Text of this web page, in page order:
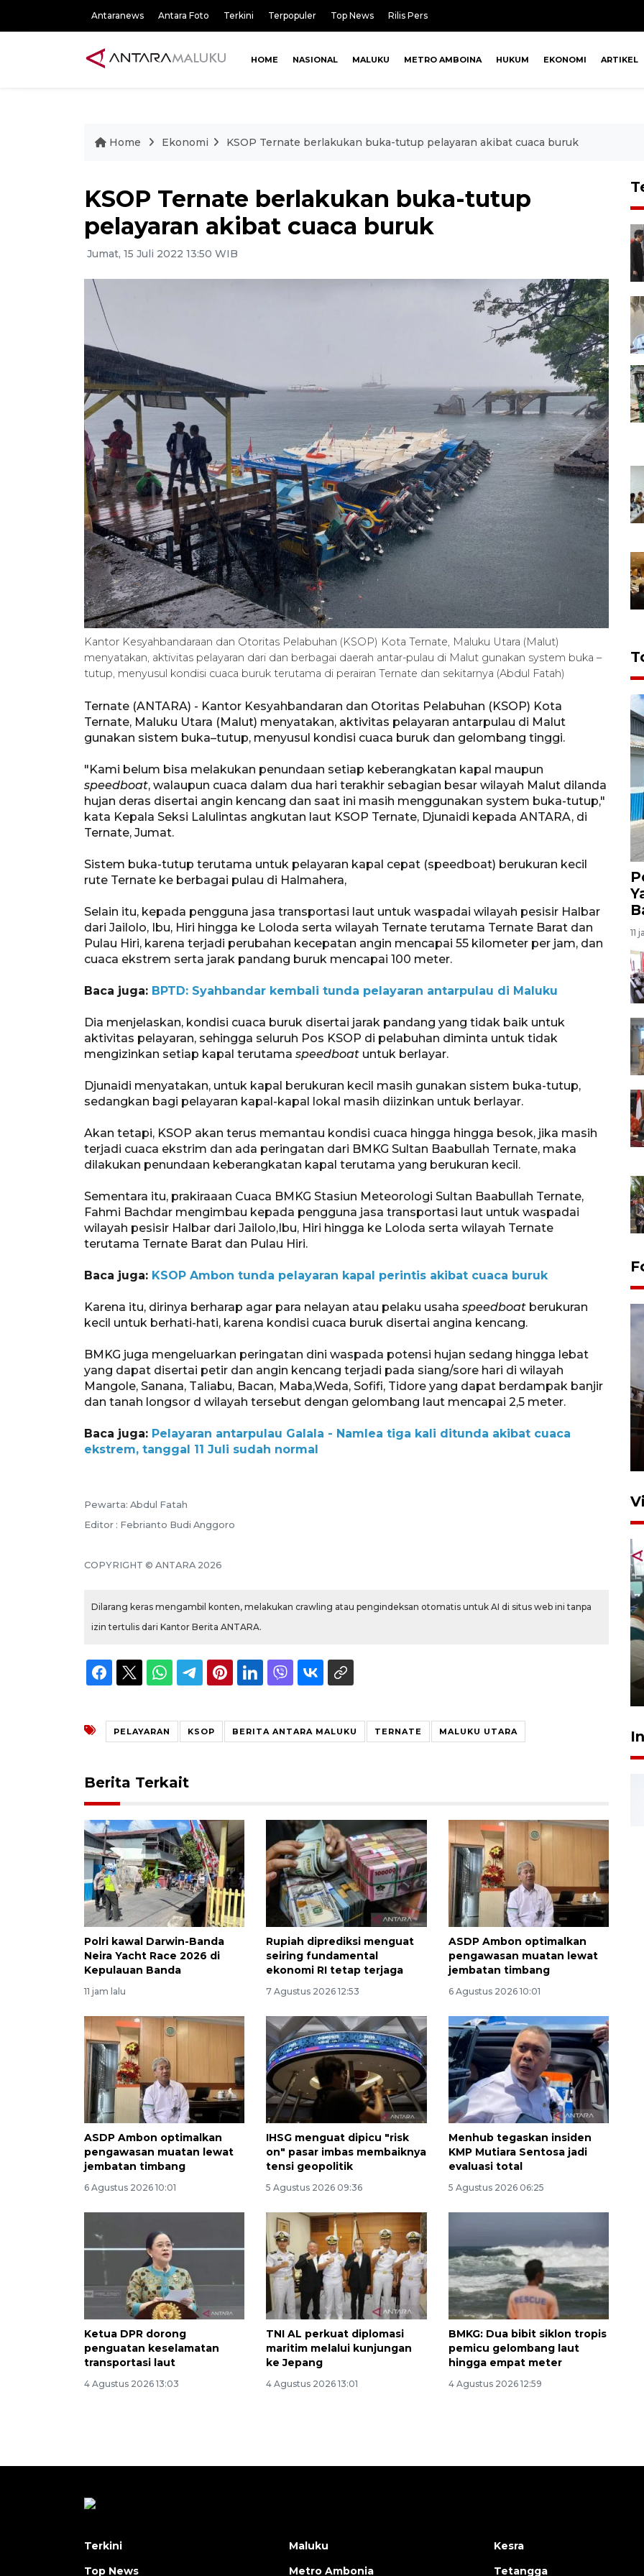
Antaranews Antara Foto Terkini Terpopuler Top News Rilis Pers
HOME NASIONAL MALUKU METRO AMBOINA HUKUM EKONOMI ARTIKEL
Home Ekonomi KSOP Ternate berlakukan buka-tutup pelayaran akibat cuaca buruk
KSOP Ternate berlakukan buka-tutup
pelayaran akibat cuaca buruk
Jumat, 15 Juli 2022 13:50 WIB
Kantor Kesyahbandaraan dan Otoritas Pelabuhan (KSOP) Kota Ternate, Maluku Utara (Malut)
menyatakan, aktivitas pelayaran dari dan berbagai daerah antar-pulau di Malut gunakan system buka –
tutup, menyusul kondisi cuaca buruk terutama di perairan Ternate dan sekitarnya (Abdul Fatah)
Ternate (ANTARA) - Kantor Kesyahbandaran dan Otoritas Pelabuhan (KSOP) Kota
Ternate, Maluku Utara (Malut) menyatakan, aktivitas pelayaran antarpulau di Malut
gunakan sistem buka–tutup, menyusul kondisi cuaca buruk dan gelombang tinggi.
"Kami belum bisa melakukan penundaan setiap keberangkatan kapal maupun
speedboat, walaupun cuaca dalam dua hari terakhir sebagian besar wilayah Malut dilanda
hujan deras disertai angin kencang dan saat ini masih menggunakan system buka-tutup,"
kata Kepala Seksi Lalulintas angkutan laut KSOP Ternate, Djunaidi kepada ANTARA, di
Ternate, Jumat.
Sistem buka-tutup terutama untuk pelayaran kapal cepat (speedboat) berukuran kecil
rute Ternate ke berbagai pulau di Halmahera,
Selain itu, kepada pengguna jasa transportasi laut untuk waspadai wilayah pesisir Halbar
dari Jailolo, Ibu, Hiri hingga ke Loloda serta wilayah Ternate terutama Ternate Barat dan
Pulau Hiri, karena terjadi perubahan kecepatan angin mencapai 55 kilometer per jam, dan
cuaca ekstrem serta jarak pandang buruk mencapai 100 meter.
Baca juga: BPTD: Syahbandar kembali tunda pelayaran antarpulau di Maluku
Dia menjelaskan, kondisi cuaca buruk disertai jarak pandang yang tidak baik untuk
aktivitas pelayaran, sehingga seluruh Pos KSOP di pelabuhan diminta untuk tidak
mengizinkan setiap kapal terutama speedboat untuk berlayar.
Djunaidi menyatakan, untuk kapal berukuran kecil masih gunakan sistem buka-tutup,
sedangkan bagi pelayaran kapal-kapal lokal masih diizinkan untuk berlayar.
Akan tetapi, KSOP akan terus memantau kondisi cuaca hingga hingga besok, jika masih
terjadi cuaca ekstrim dan ada peringatan dari BMKG Sultan Baabullah Ternate, maka
dilakukan penundaan keberangkatan kapal terutama yang berukuran kecil.
Sementara itu, prakiraaan Cuaca BMKG Stasiun Meteorologi Sultan Baabullah Ternate,
Fahmi Bachdar mengimbau kepada pengguna jasa transportasi laut untuk waspadai
wilayah pesisir Halbar dari Jailolo,Ibu, Hiri hingga ke Loloda serta wilayah Ternate
terutama Ternate Barat dan Pulau Hiri.
Baca juga: KSOP Ambon tunda pelayaran kapal perintis akibat cuaca buruk
Karena itu, dirinya berharap agar para nelayan atau pelaku usaha speedboat berukuran
kecil untuk berhati-hati, karena kondisi cuaca buruk disertai angina kencang.
BMKG juga mengeluarkan peringatan dini waspada potensi hujan sedang hingga lebat
yang dapat disertai petir dan angin kencang terjadi pada siang/sore hari di wilayah
Mangole, Sanana, Taliabu, Bacan, Maba,Weda, Sofifi, Tidore yang dapat berdampak banjir
dan tanah longsor d wilayah tersebut dengan gelombang laut mencapai 2,5 meter.
Baca juga: Pelayaran antarpulau Galala - Namlea tiga kali ditunda akibat cuaca
ekstrem, tanggal 11 Juli sudah normal
Pewarta: Abdul Fatah
Editor : Febrianto Budi Anggoro
COPYRIGHT © ANTARA 2026
Dilarang keras mengambil konten, melakukan crawling atau pengindeksan otomatis untuk AI di situs web ini tanpa
izin tertulis dari Kantor Berita ANTARA.
PELAYARAN KSOP BERITA ANTARA MALUKU TERNATE MALUKU UTARA
Berita Terkait
Polri kawal Darwin-Banda
Neira Yacht Race 2026 di
Kepulauan Banda
11 jam lalu
Rupiah diprediksi menguat
seiring fundamental
ekonomi RI tetap terjaga
7 Agustus 2026 12:53
ASDP Ambon optimalkan
pengawasan muatan lewat
jembatan timbang
6 Agustus 2026 10:01
ASDP Ambon optimalkan
pengawasan muatan lewat
jembatan timbang
6 Agustus 2026 10:01
IHSG menguat dipicu "risk
on" pasar imbas membaiknya
tensi geopolitik
5 Agustus 2026 09:36
Menhub tegaskan insiden
KMP Mutiara Sentosa jadi
evaluasi total
5 Agustus 2026 06:25
Ketua DPR dorong
penguatan keselamatan
transportasi laut
4 Agustus 2026 13:03
TNI AL perkuat diplomasi
maritim melalui kunjungan
ke Jepang
4 Agustus 2026 13:01
BMKG: Dua bibit siklon tropis
pemicu gelombang laut
hingga empat meter
4 Agustus 2026 12:59
11
Pasar Higienis
160 ribu sambungan baru
jaringan gas 2026
2026-08-07 18:00:00
Terkini
Top News
Maluku
Metro Ambonia
Kesra
Tetangga